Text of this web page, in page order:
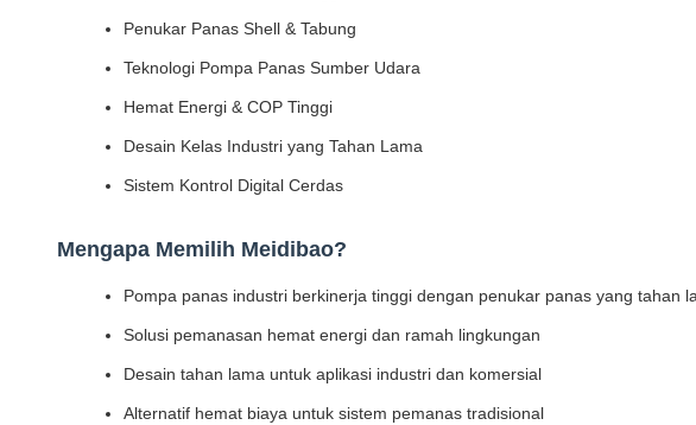
Penukar Panas Shell & Tabung
Teknologi Pompa Panas Sumber Udara
Hemat Energi & COP Tinggi
Desain Kelas Industri yang Tahan Lama
Sistem Kontrol Digital Cerdas
Mengapa Memilih Meidibao?
Pompa panas industri berkinerja tinggi dengan penukar panas yang tahan
Solusi pemanasan hemat energi dan ramah lingkungan
Desain tahan lama untuk aplikasi industri dan komersial
Alternatif hemat biaya untuk sistem pemanas tradisional